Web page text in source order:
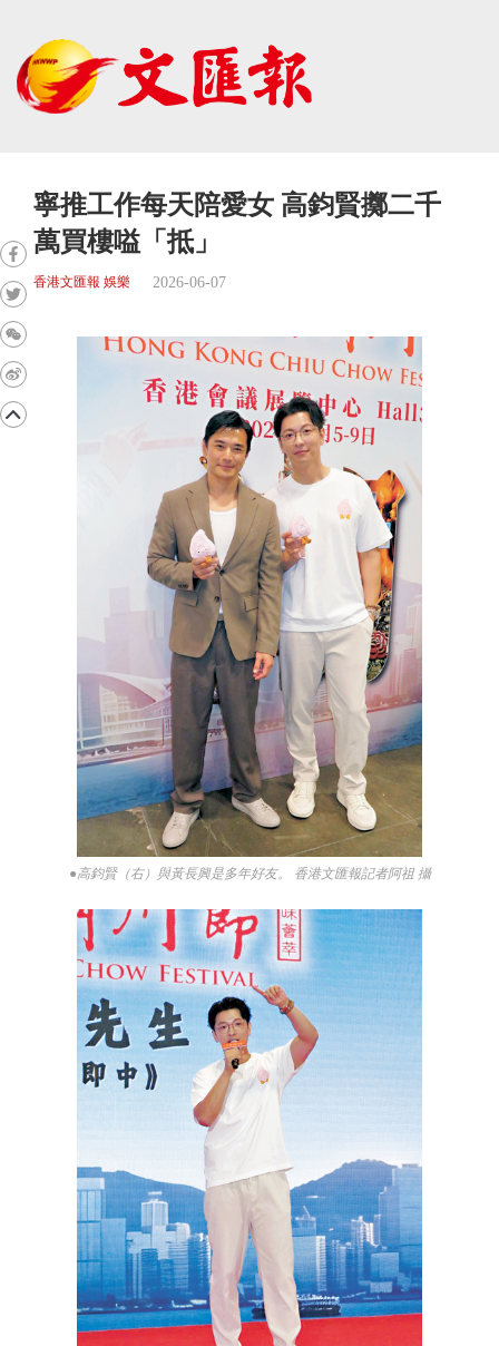
寧推工作每天陪愛女 高鈞賢擲二千
萬買樓嗌「抵」
香港文匯報 娛樂 2026-06-07
●高鈞賢（右）與黃長興是多年好友。 香港文匯報記者阿祖 攝